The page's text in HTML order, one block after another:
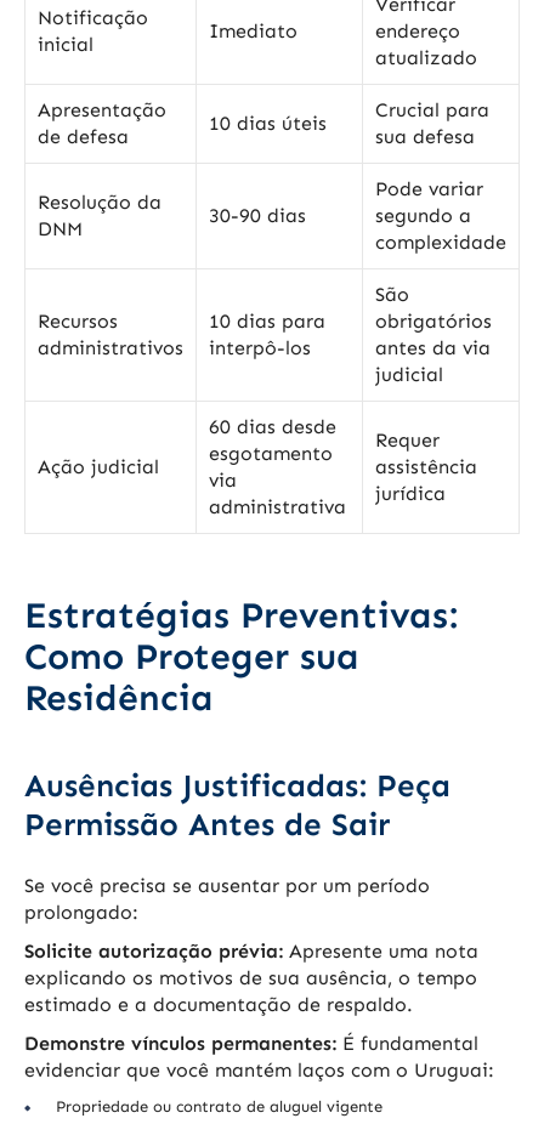
Notificação
inicial
Imediato
Verificar
endereço
atualizado
Apresentação
de defesa
10 dias úteis
Crucial para
sua defesa
Resolução da
DNM
30-90 dias
Pode variar
segundo a
complexidade
Recursos
administrativos
10 dias para
interpô-los
São
obrigatórios
antes da via
judicial
Ação judicial
60 dias desde
esgotamento
via
administrativa
Requer
assistência
jurídica
Estratégias Preventivas:
Como Proteger sua
Residência
Ausências Justificadas: Peça
Permissão Antes de Sair
Se você precisa se ausentar por um período
prolongado:
Solicite autorização prévia: Apresente uma nota
explicando os motivos de sua ausência, o tempo
estimado e a documentação de respaldo.
Demonstre vínculos permanentes: É fundamental
evidenciar que você mantém laços com o Uruguai:
Propriedade ou contrato de aluguel vigente